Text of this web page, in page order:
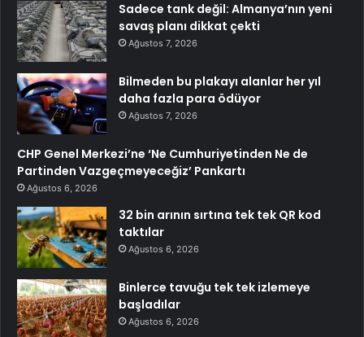
Sadece tank değil: Almanya’nın yeni
savaş planı dikkat çekti
Ağustos 7, 2026
Bilmeden bu plakayı alanlar her yıl
daha fazla para ödüyor
Ağustos 7, 2026
CHP Genel Merkezi’ne ‘Ne Cumhuriyetinden Ne de
Partinden Vazgeçmeyeceğiz’ Pankartı
Ağustos 6, 2026
32 bin arının sırtına tek tek QR kod
taktılar
Ağustos 6, 2026
Binlerce tavuğu tek tek izlemeye
başladılar
Ağustos 6, 2026